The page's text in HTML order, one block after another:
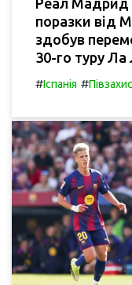
поразки від
здобув
30-го туру Ла
#Іспанія #